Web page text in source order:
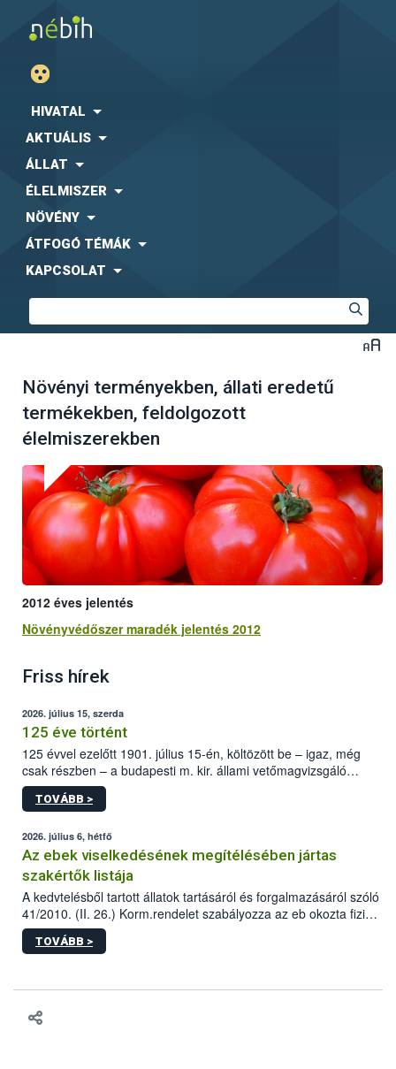
HIVATAL
AKTUÁLIS
ÁLLAT
ÉLELMISZER
NÖVÉNY
ÁTFOGÓ TÉMÁK
KAPCSOLAT
Növényi terményekben, állati eredetű
termékekben, feldolgozott
élelmiszerekben
2012 éves jelentés
Növényvédőszer maradék jelentés 2012
Friss hírek
2026. július 15, szerda
125 éve történt
125 évvel ezelőtt 1901. július 15-én, költözött be – igaz, még
csak részben – a budapesti m. kir. állami vetőmagvizsgáló
állomás a Kis Rókus utca 15. szám alatti, Czigler Győző által
tervezett új épületébe.
TOVÁBB >
2026. július 6, hétfő
Az ebek viselkedésének megítélésében jártas
szakértők listája
A kedvtelésből tartott állatok tartásáról és forgalmazásáról szóló
41/2010. (II. 26.) Korm.rendelet szabályozza az eb okozta fizikai
sérülés, illetve ennek veszélye keletkezésekor felmerülő
hatósági feladatokat, valamint a veszélyes eb tartását és annak
TOVÁBB >